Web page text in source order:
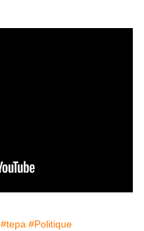
#tepa #Politique